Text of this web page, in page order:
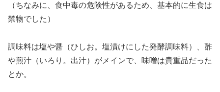
（ちなみに、食中毒の危険性があるため、基本的に生食は
禁物でした）
調味料は塩や醤（ひしお。塩漬けにした発酵調味料）、酢
や煎汁（いろり。出汁）がメインで、味噌は貴重品だった
とか。